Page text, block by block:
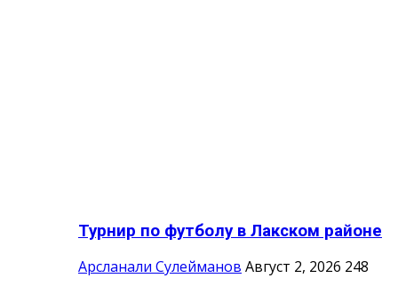
Турнир по футболу в Лакском районе
Арсланали Сулейманов Август 2, 2026 248